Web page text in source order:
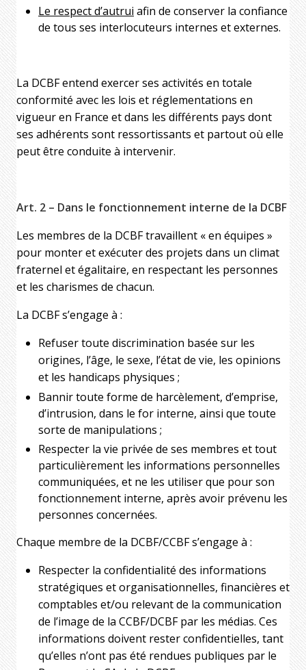
Le respect d’autrui afin de conserver la confiance
de tous ses interlocuteurs internes et externes.
La DCBF entend exercer ses activités en totale
conformité avec les lois et réglementations en
vigueur en France et dans les différents pays dont
ses adhérents sont ressortissants et partout où elle
peut être conduite à intervenir.
Art. 2 – Dans le fonctionnement interne de la DCBF
Les membres de la DCBF travaillent « en équipes »
pour monter et exécuter des projets dans un climat
fraternel et égalitaire, en respectant les personnes
et les charismes de chacun.
La DCBF s’engage à :
Refuser toute discrimination basée sur les
origines, l’âge, le sexe, l’état de vie, les opinions
et les handicaps physiques ;
Bannir toute forme de harcèlement, d’emprise,
d’intrusion, dans le for interne, ainsi que toute
sorte de manipulations ;
Respecter la vie privée de ses membres et tout
particulièrement les informations personnelles
communiquées, et ne les utiliser que pour son
fonctionnement interne, après avoir prévenu les
personnes concernées.
Chaque membre de la DCBF/CCBF s’engage à :
Respecter la confidentialité des informations
stratégiques et organisationnelles, financières et
comptables et/ou relevant de la communication
de l’image de la CCBF/DCBF par les médias. Ces
informations doivent rester confidentielles, tant
qu’elles n’ont pas été rendues publiques par le